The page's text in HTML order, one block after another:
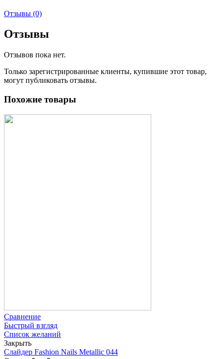
Отзывы (0)
Отзывы
Отзывов пока нет.
Только зарегистрированные клиенты, купившие этот товар,
могут публиковать отзывы.
Похожие товары
Сравнение
Быстрый взгляд
Список желаний
Закрыть
Слайдер Fashion Nails Metallic 044